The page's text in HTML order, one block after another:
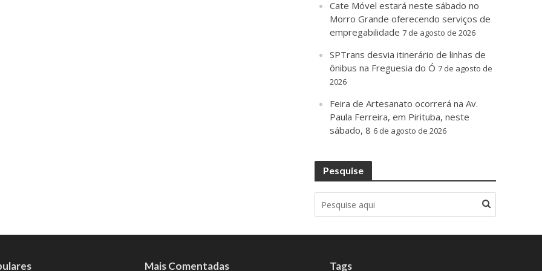
Cate Móvel estará neste sábado no
Morro Grande oferecendo serviços de
empregabilidade 7 de agosto de 2026
SPTrans desvia itinerário de linhas de
ônibus na Freguesia do Ó 7 de agosto de
2026
Feira de Artesanato ocorrerá na Av.
Paula Ferreira, em Pirituba, neste
sábado, 8 6 de agosto de 2026
Pesquise
Mais Comentadas Tags